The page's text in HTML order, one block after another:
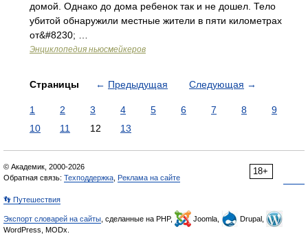
домой. Однако до дома ребенок так и не дошел. Тело
убитой обнаружили местные жители в пяти километрах
от&#8230; …
Энциклопедия ньюсмейкеров
Страницы ← Предыдущая Следующая →
1 2 3 4 5 6 7 8
9
10
11 12 13
18+
© Академик, 2000-2026
Обратная связь: Техподдержка Реклама на сайте
👣 Путешествия
Экспорт словарей на сайты , сделанные на PHP, Joomla,
Drupal,
WordPress, MODx.